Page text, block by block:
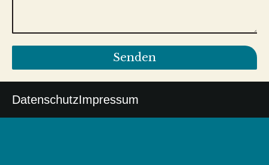
Senden
DatenschutzImpressum